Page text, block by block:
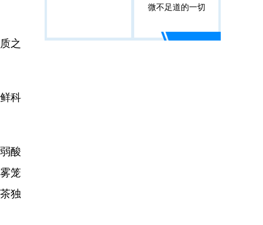
之
科
酸
笼
独
微不足道的一切